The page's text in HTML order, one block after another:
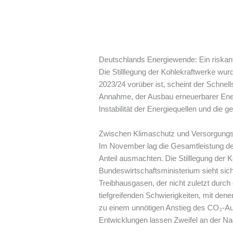
Deutschlands Energiewende: Ein
Die Stilllegung der Kohlekraftwerke
2023/24 vorüber ist, scheint der
Annahme, der Ausbau erneuerbarer
Instabilität der Energiequellen und die
Zwischen Klimaschutz und
Im November lag die Gesamtleistung
Anteil ausmachten. Die Stilllegung der
Bundeswirtschaftsministerium sieht
Treibhausgasen, der nicht zuletzt
tiefgreifenden Schwierigkeiten, mit
zu einem unnötigen Anstieg des CO₂-
Entwicklungen lassen Zweifel an der